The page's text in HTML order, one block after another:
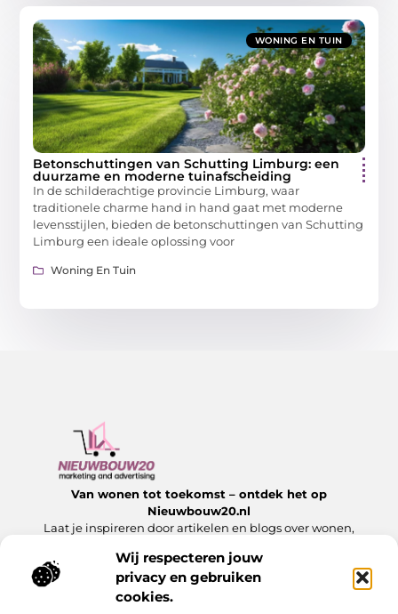
Wij respecteren jouw
privacy en gebruiken
cookies.
WONING EN TUIN
Betonschuttingen van Schutting Limburg: een
duurzame en moderne tuinafscheiding
In de schilderachtige provincie Limburg, waar
traditionele charme hand in hand gaat met moderne
levensstijlen, bieden de betonschuttingen van Schutting
Limburg een ideale oplossing voor
Woning En Tuin
Van wonen tot toekomst – ontdek het op
Nieuwbouw20.nl
Laat je inspireren door artikelen en blogs over wonen,
Onze informatie